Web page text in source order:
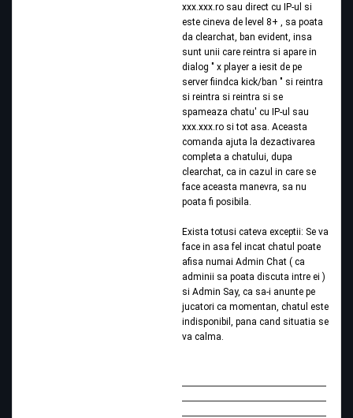
xxx.xxx.ro sau direct cu IP-ul si
este cineva de level 8+ , sa poata
da clearchat, ban evident, insa
sunt unii care reintra si apare in
dialog " x player a iesit de pe
server fiindca kick/ban " si reintra
si reintra si reintra si se
spameaza chatu' cu IP-ul sau
xxx.xxx.ro si tot asa. Aceasta
comanda ajuta la dezactivarea
completa a chatului, dupa
clearchat, ca in cazul in care se
face aceasta manevra, sa nu
poata fi posibila.
Exista totusi cateva exceptii: Se va
face in asa fel incat chatul poate
afisa numai Admin Chat ( ca
adminii sa poata discuta intre ei )
si Admin Say, ca sa-i anunte pe
jucatori ca momentan, chatul este
indisponibil, pana cand situatia se
va calma.